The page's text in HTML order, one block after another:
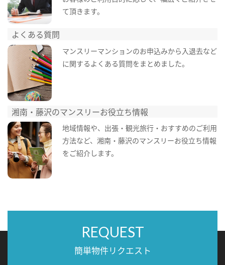
て頂きます。
よくある質問
マンスリーマンションのお申込みから入退去など
に関するよくある質問をまとめました。
湘南・藤沢のマンスリーお役立ち情報
地域情報や、出張・観光旅行・おすすめのご利用
方法など、湘南・藤沢のマンスリーお役立ち情報
をご紹介します。
REQUEST
簡単物件リクエスト